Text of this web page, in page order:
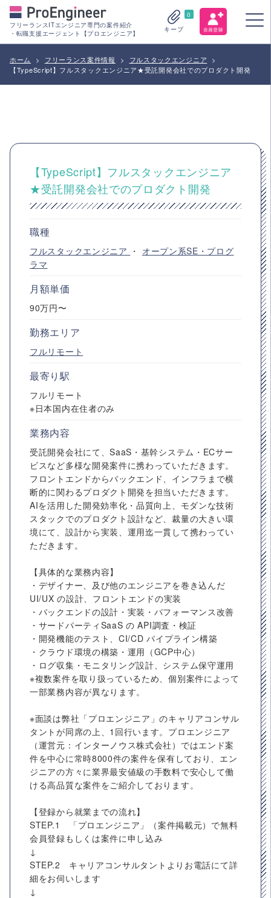
フリーランスITエンジニア専門の案件紹介
・転職支援エージェント【プロエンジニア】
0
キープ
ホーム > フリーランス案件情報 > フルスタックエンジニア
>
【TypeScript】フルスタックエンジニア★受託開発会社でのプロダクト開発
【TypeScript】フルスタックエンジニア
★受託開発会社でのプロダクト開発
職種
フルスタックエンジニア ・ オープン系SE・プログ
ラマ
月額単価
90万円〜
勤務エリア
フルリモート
最寄り駅
フルリモート
※日本国内在住者のみ
業務内容
受託開発会社にて、SaaS・基幹システム・ECサー
ビスなど多様な開発案件に携わっていただきます。
フロントエンドからバックエンド、インフラまで横
断的に関わるプロダクト開発を担当いただきます。
AIを活用した開発効率化・品質向上、モダンな技術
スタックでのプロダクト設計など、裁量の大きい環
境にて、設計から実装、運用迄一貫して携わってい
ただきます。
【具体的な業務内容】
・デザイナー、及び他のエンジニアを巻き込んだ
UI/UX の設計、フロントエンドの実装
・バックエンドの設計・実装・パフォーマンス改善
・サードパーティSaaS の API調査・検証
・開発機能のテスト、CI/CD パイプライン構築
・クラウド環境の構築・運用（GCP中心）
・ログ収集・モニタリング設計、システム保守運用
※複数案件を取り扱っているため、個別案件によって
一部業務内容が異なります。
※面談は弊社「プロエンジニア」のキャリアコンサル
タントが同席の上、1回行います。プロエンジニア
（運営元：インターノウス株式会社）ではエンド案
件を中心に常時8000件の案件を保有しており、エン
ジニアの方々に業界最安値級の手数料で安心して働
ける高品質な案件をご紹介しております。
【登録から就業までの流れ】
STEP.1 「プロエンジニア」（案件掲載元）で無料
会員登録もしくは案件に申し込み
↓
STEP.2 キャリアコンサルタントよりお電話にて詳
細をお伺いします
↓